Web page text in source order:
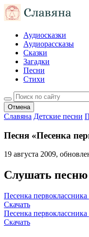
Аудиосказки
Аудиорассказы
Сказки
Загадки
Песни
Стихи
Отмена
Славяна Детские песни
Песня «Песенка
19 августа 2009,
Слушать песню
Песенка
Скачать
Песенка
Скачать